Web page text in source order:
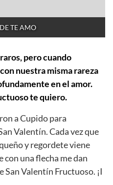
TE AMO
pero cuando
nuestra misma rareza
en el amor.
te quiero.
a Cupido para
Valentín. Cada vez que
y regordete viene
una flecha me dan
San Valentín Fructuoso. ¡I